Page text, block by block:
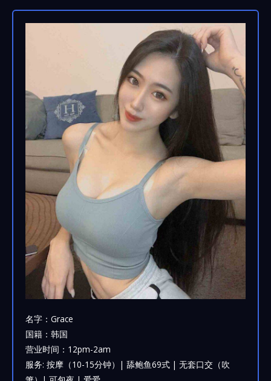
名字：Grace
国籍：韩国
营业时间：12pm-2am
服务: 按摩（10-15分钟）| 舔鲍鱼69式 | 无套口交（吹